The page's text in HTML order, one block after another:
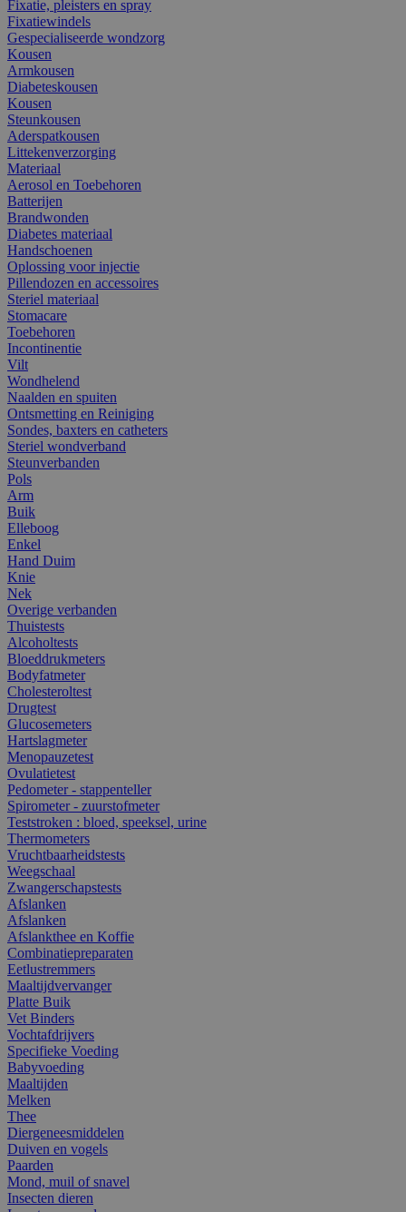
Fixatie, pleisters en spray
Fixatiewindels
Gespecialiseerde wondzorg
Kousen
Armkousen
Diabeteskousen
Kousen
Steunkousen
Aderspatkousen
Littekenverzorging
Materiaal
Aerosol en Toebehoren
Batterijen
Brandwonden
Diabetes materiaal
Handschoenen
Oplossing voor injectie
Pillendozen en accessoires
Steriel materiaal
Stomacare
Toebehoren
Incontinentie
Vilt
Wondhelend
Naalden en spuiten
Ontsmetting en Reiniging
Sondes, baxters en catheters
Steriel wondverband
Steunverbanden
Pols
Arm
Buik
Elleboog
Enkel
Hand Duim
Knie
Nek
Overige verbanden
Thuistests
Alcoholtests
Bloeddrukmeters
Bodyfatmeter
Cholesteroltest
Drugtest
Glucosemeters
Hartslagmeter
Menopauzetest
Ovulatietest
Pedometer - stappenteller
Spirometer - zuurstofmeter
Teststroken : bloed, speeksel, urine
Thermometers
Vruchtbaarheidstests
Weegschaal
Zwangerschapstests
Afslanken
Afslanken
Afslankthee en Koffie
Combinatiepreparaten
Eetlustremmers
Maaltijdvervanger
Platte Buik
Vet Binders
Vochtafdrijvers
Specifieke Voeding
Babyvoeding
Maaltijden
Melken
Thee
Diergeneesmiddelen
Duiven en vogels
Paarden
Mond, muil of snavel
Insecten dieren